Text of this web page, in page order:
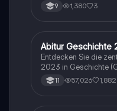
9 1,380 3
Geschichte
Abitur Geschichte
Entdecken Sie die
2023 in Geschichte
Zusammenfassung
Ereignisse, von den
11 57,026 1,882